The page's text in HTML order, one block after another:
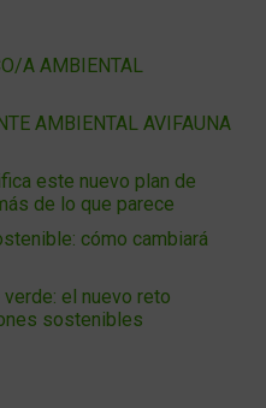
A AMBIENTAL
AMBIENTAL AVIFAUNA
este nuevo plan de
de lo que parece
cómo cambiará
el nuevo reto
sostenibles